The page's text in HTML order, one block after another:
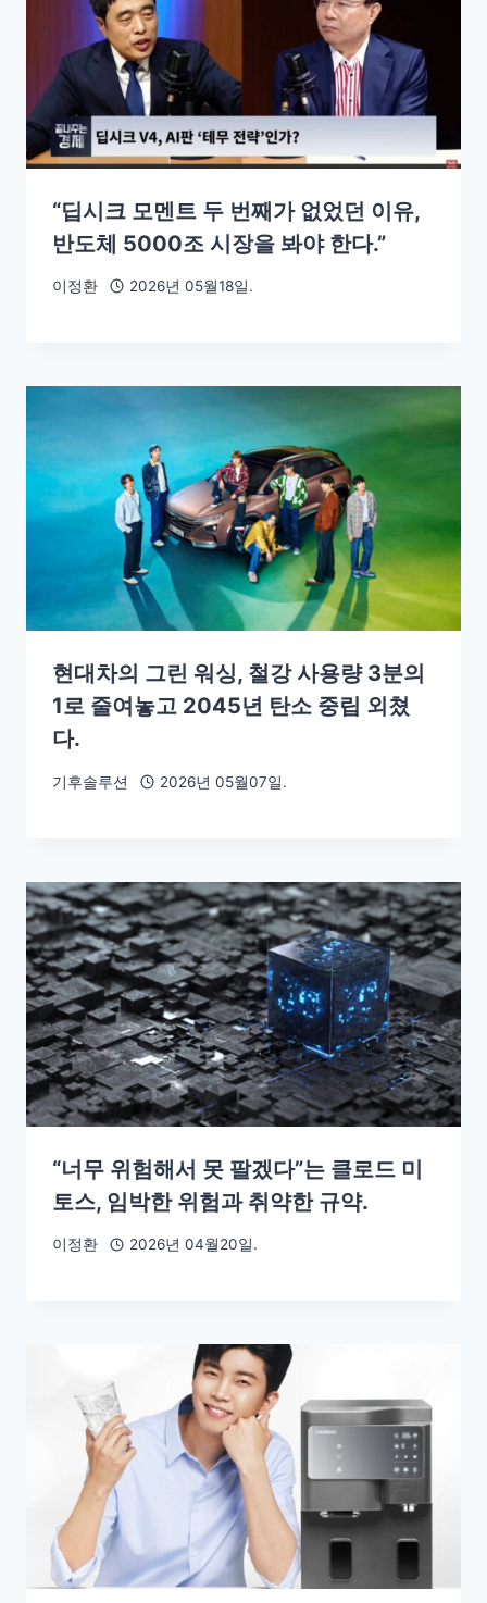
“딥시크 모멘트 두 번째가 없었던 이유,
반도체 5000조 시장을 봐야 한다.”
이정환 2026년 05월18일.
현대차의 그린 워싱, 철강 사용량 3분의
1로 줄여놓고 2045년 탄소 중립 외쳤
다.
기후솔루션 2026년 05월07일.
“너무 위험해서 못 팔겠다”는 클로드 미
토스, 임박한 위험과 취약한 규약.
이정환 2026년 04월20일.